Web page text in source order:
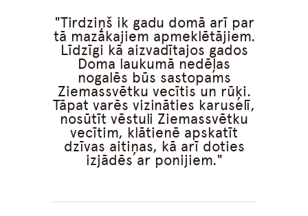
Tirdziņš ik gadu domā arī par
tā mazākajiem apmeklētājiem.
Līdzīgi kā aizvadītajos gados
Doma laukumā nedēļas
nogalēs būs sastopams
Ziemassvētku vecītis un rūķi.
Tāpat varēs vizināties karuselī,
nosūtīt vēstuli Ziemassvētku
vecītim, klātienē apskatīt
dzīvas aitiņas, kā arī doties
izjādēs ar ponijiem.